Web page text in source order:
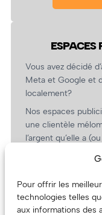
Pour offrir les
technologies telles
aux informations des
ESPACES
Vous avez décidé
Meta et Google et
localement?
Nos espaces
une clientèle
l’argent qu’elle a
revient.
(Oui, on va avoir